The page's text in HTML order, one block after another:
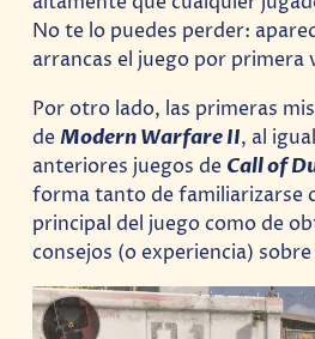
No te lo puedes perder:
arrancas el juego por primera
Por otro lado, las primeras
deModern Warfare II, al
anteriores juegos de Call of
forma tanto de familiarizarse
principal del juego como de
consejos (o experiencia)